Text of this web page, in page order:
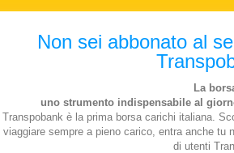
Non sei abbonato al
La
uno strumento indispensabile al
Transpobank è la prima borsa carichi italiana.
viaggiare sempre a pieno carico, entra anche tu
di utenti